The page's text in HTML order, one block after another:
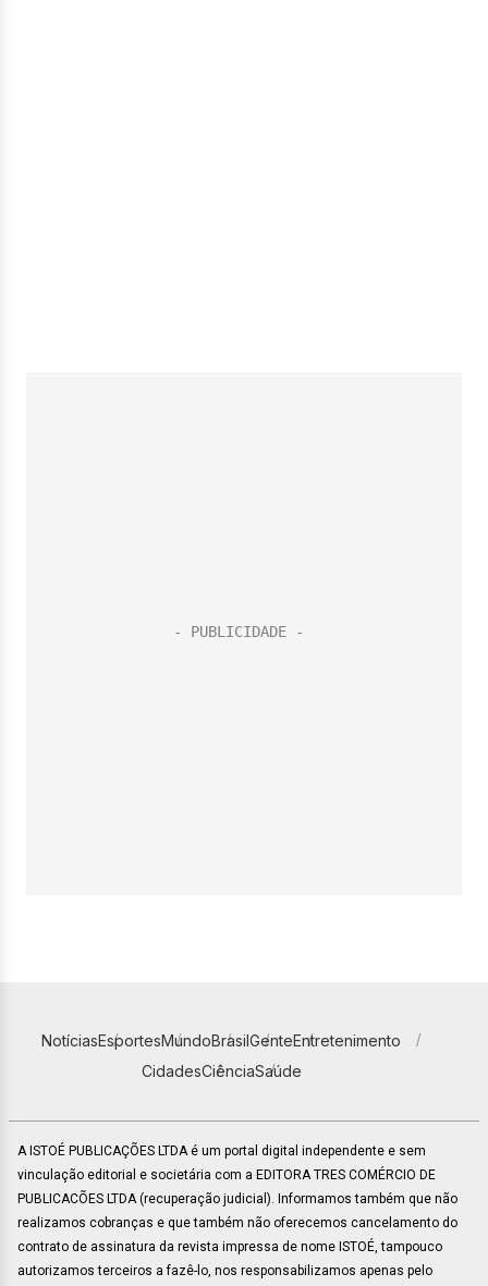
NotíciasEsportesMundoBrasilGenteEntretenimento
CidadesCiênciaSaúde
A ISTOÉ PUBLICAÇÕES LTDA é um portal digital independente e sem
vinculação editorial e societária com a EDITORA TRES COMÉRCIO DE
PUBLICACÕES LTDA (recuperação judicial). Informamos também que não
realizamos cobranças e que também não oferecemos cancelamento do
contrato de assinatura da revista impressa de nome ISTOÉ, tampouco
autorizamos terceiros a fazê-lo, nos responsabilizamos apenas pelo